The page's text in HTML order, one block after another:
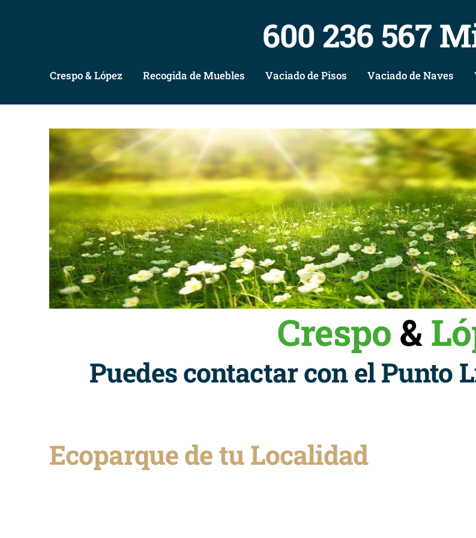
600 236 567
Crespo & López Recogida de Muebles Vaciado de Pisos Vaciado de Naves
Crespo &
Puedes contactar con el Punto
Ecoparque de tu Localidad